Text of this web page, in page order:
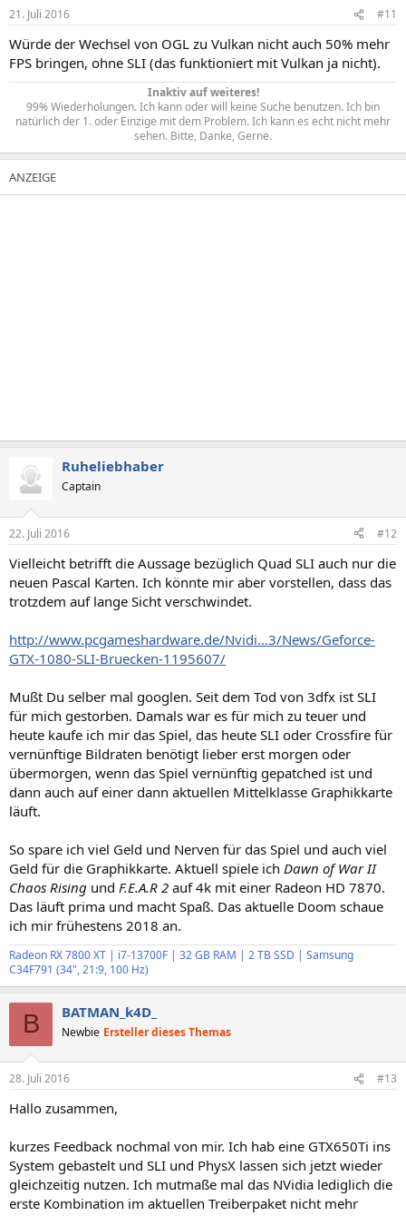
21. Juli 2016 #11
Würde der Wechsel von OGL zu Vulkan nicht auch 50% mehr
FPS bringen, ohne SLI (das funktioniert mit Vulkan ja nicht).
Inaktiv auf weiteres!
99% Wiederholungen. Ich kann oder will keine Suche benutzen. Ich bin
natürlich der 1. oder Einzige mit dem Problem. Ich kann es echt nicht mehr
sehen. Bitte, Danke, Gerne.​
Ruheliebhaber
Captain
22. Juli 2016 #12
Vielleicht betrifft die Aussage bezüglich Quad SLI auch nur die
neuen Pascal Karten. Ich könnte mir aber vorstellen, dass das
trotzdem auf lange Sicht verschwindet.
http://www.pcgameshardware.de/Nvidi...3/News/Geforce-
GTX-1080-SLI-Bruecken-1195607/
Mußt Du selber mal googlen. Seit dem Tod von 3dfx ist SLI
für mich gestorben. Damals war es für mich zu teuer und
heute kaufe ich mir das Spiel, das heute SLI oder Crossfire für
vernünftige Bildraten benötigt lieber erst morgen oder
übermorgen, wenn das Spiel vernünftig gepatched ist und
dann auch auf einer dann aktuellen Mittelklasse Graphikkarte
läuft.
So spare ich viel Geld und Nerven für das Spiel und auch viel
Geld für die Graphikkarte. Aktuell spiele ich Dawn of War II
Chaos Rising und F.E.A.R 2 auf 4k mit einer Radeon HD 7870.
Das läuft prima und macht Spaß. Das aktuelle Doom schaue
ich mir frühestens 2018 an.
Radeon RX 7800 XT | i7-13700F | 32 GB RAM | 2 TB SSD | Samsung
C34F791 (34", 21:9, 100 Hz)
B BATMAN_k4D_
Newbie Ersteller dieses Themas
28. Juli 2016 #13
Hallo zusammen,
kurzes Feedback nochmal von mir. Ich hab eine GTX650Ti ins
System gebastelt und SLI und PhysX lassen sich jetzt wieder
gleichzeitig nutzen. Ich mutmaße mal das NVidia lediglich die
erste Kombination im aktuellen Treiberpaket nicht mehr